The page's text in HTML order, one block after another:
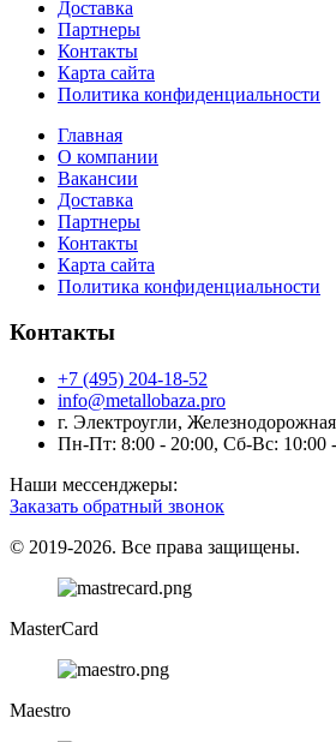
Доставка
Партнеры
Контакты
Карта сайта
Политика конфиденциальности
Главная
О компании
Вакансии
Доставка
Партнеры
Контакты
Карта сайта
Политика конфиденциальности
Контакты
+7 (495) 204-18-52
info@metallobaza.pro
г. Электроугли,
Пн-Пт: 8:00 - 20:00, Сб-Вс: 10:00
Наши мессенджеры:
Заказать обратный звонок
© 2019-2026. Все права защищены.
MasterCard
Maestro